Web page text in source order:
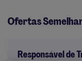
Ofertas
Responsável de